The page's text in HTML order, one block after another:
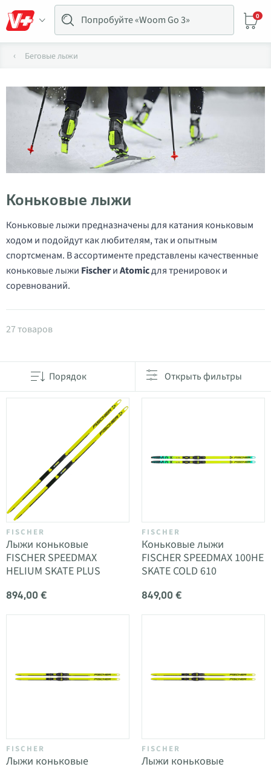
0
Беговые лыжи
Коньковые лыжи
Коньковые лыжи предназначены для катания коньковым
ходом и подойдут как любителям, так и опытным
спортсменам. В ассортименте представлены качественные
коньковые лыжи FischerиAtomicдля тренировок и
соревнований.
Товары в категории Коньковые лыжи
27 товаров
Порядок Открыть фильтры
FISCHER
Лыжи коньковые
FISCHER SPEEDMAX
HELIUM SKATE PLUS
894,00 €
FISCHER
Коньковые лыжи
FISCHER SPEEDMAX 100HE
SKATE COLD 610
849,00 €
FISCHER
Лыжи коньковые
FISCHER
Лыжи коньковые